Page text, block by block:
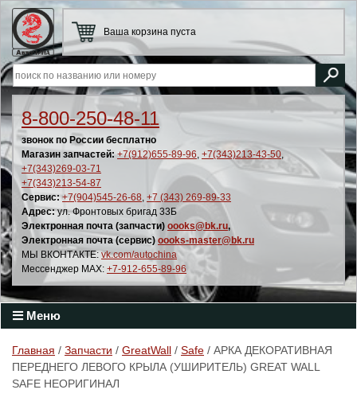
8-800-250-48-11
звонок по России бесплатно
Магазин запчастей: +7(912)655-89-96, +7(343)213-43-50,
+7(343)269-03-71
+7(343)213-54-87
Сервис: +7(904)545-26-68, +7 (343) 269-89-33
Адрес:ул. Фронтовых бригад 33Б
Электронная почта (запчасти) oooks@bk.ru,
Электронная почта (сервис) oooks-master@bk.ru
МЫ ВКОНТАКТЕ: vk.com/autochina
Мессенджер MAX: +7-912-655-89-96
Ваша корзина пуста
Меню
Главная / Запчасти / GreatWall / Safe / АРКА ДЕКОРАТИВНАЯ
ПЕРЕДНЕГО ЛЕВОГО КРЫЛА (УШИРИТЕЛЬ) GREAT WALL
SAFE НЕОРИГИНАЛ